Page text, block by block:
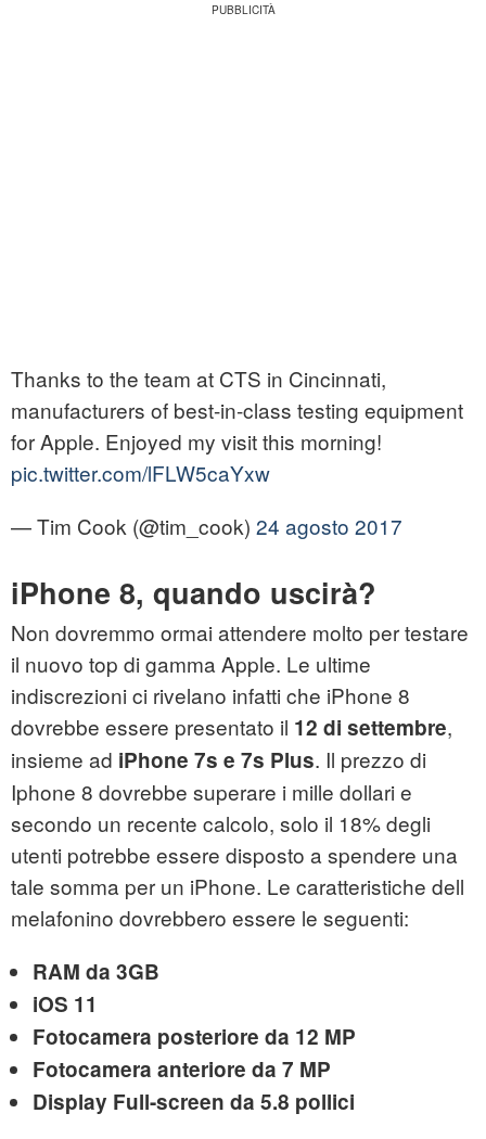
Thanks to the team at CTS in Cincinnati,
manufacturers of best-in-class testing equipment
for Apple. Enjoyed my visit this morning!
pic.twitter.com/lFLW5caYxw
— Tim Cook (@tim_cook) 24 agosto 2017
iPhone 8, quando uscirà?
Non dovremmo ormai attendere molto per testare
il nuovo top di gamma Apple. Le ultime
indiscrezioni ci rivelano infatti che iPhone 8
dovrebbe essere presentato il 12 di settembre,
insieme ad iPhone 7s e 7s Plus. Il prezzo di
Iphone 8 dovrebbe superare i mille dollari e
secondo un recente calcolo, solo il 18% degli
utenti potrebbe essere disposto a spendere una
tale somma per un iPhone. Le caratteristiche dell
melafonino dovrebbero essere le seguenti:
RAM da 3GB
iOS 11
Fotocamera posteriore da 12 MP
Fotocamera anteriore da 7 MP
Display Full-screen da 5.8 pollici